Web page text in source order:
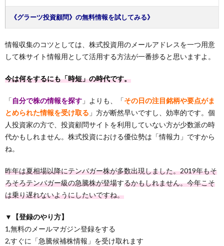
《グラーツ投資顧問》の無料情報を試してみる》
情報収集のコツとしては、株式投資用のメールアドレスを一つ用意
して株サイト情報用として活用する方法が一番捗ると思いますよ。
今は何をするにも「時短」の時代です。
「自分で株の情報を探す 」よりも、「その日の注目銘柄や要点がま
とめられた情報を受け取る 」方が断然早いですし、効率的です。個
人投資家の方で、投資顧問サイトを利用していない方が少数派の時
代かもしれません。株式投資における優位勢は「情報力」ですから
ね。
昨年は夏相場以降にテンバガー株が多数出現しました。2019年もそ
ろそろテンバガー級の急騰株が登場するかもしれません。今年こそ
は乗り遅れないようにしたいですね。
▼【登録のやり方】
1,無料のメールマガジン登録をする
2,すぐに「急騰候補株情報」を受け取れます